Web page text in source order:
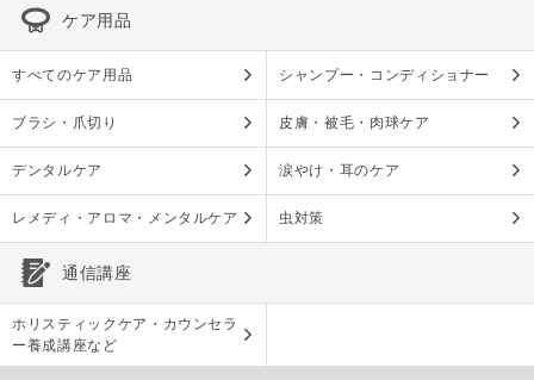
ケア用品
すべてのケア用品 シャンプー・コンディショナー
ブラシ・爪切り 皮膚・被毛・肉球ケア
デンタルケア 涙やけ・耳のケア
レメディ・アロマ・メンタルケア 虫対策
通信講座
ホリスティックケア・カウンセラ
ー養成講座など